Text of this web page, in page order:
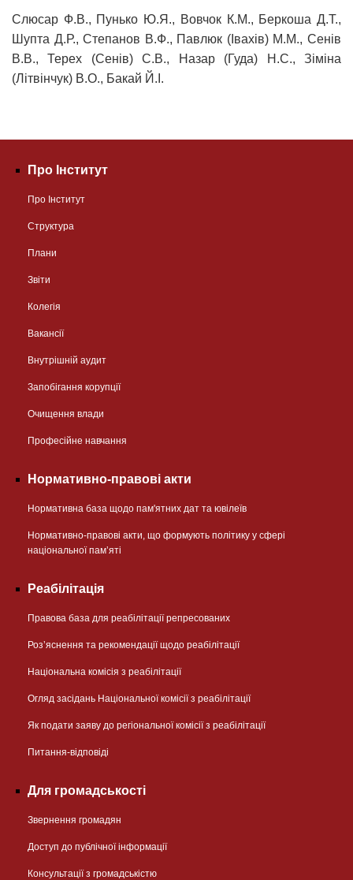
Слюсар Ф.В., Пунько Ю.Я., Вовчок К.М., Беркоша Д.Т.,
Шупта Д.Р., Степанов В.Ф., Павлюк (Івахів) М.М., Сенів
В.В., Терех (Сенів) С.В., Назар (Гуда) Н.С., Зіміна
(Літвінчук) В.О., Бакай Й.І.
Про Інститут
Про Інститут
Структура
Плани
Звіти
Колегія
Вакансії
Внутрішній аудит
Запобігання корупції
Очищення влади
Професійне навчання
Нормативно-правові акти
Нормативна база щодо пам'ятних дат та ювілеїв
Нормативно-правові акти, що формують політику у сфері
національної памʼяті
Реабілітація
Правова база для реабілітації репресованих
Розʼяснення та рекомендації щодо реабілітації
Національна комісія з реабілітації
Огляд засідань Національної комісії з реабілітації
Як подати заяву до регіональної комісії з реабілітації
Питання-відповіді
Для громадськості
Звернення громадян
Доступ до публічної інформації
Консультації з громадськістю